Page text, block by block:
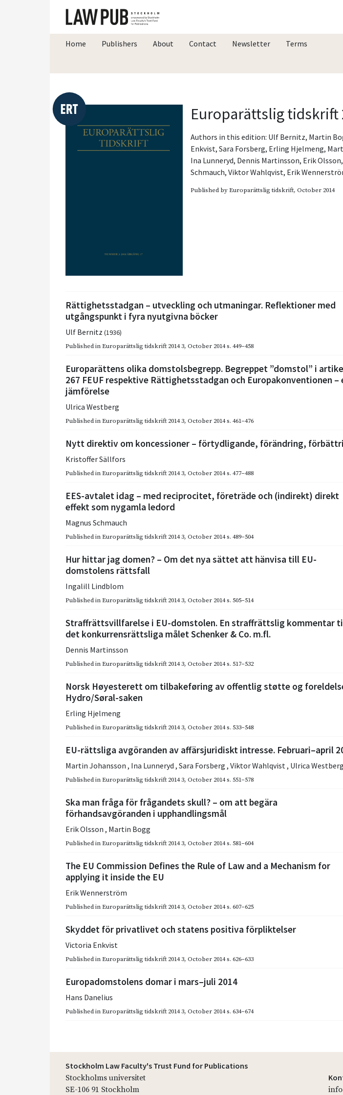
Home Publishers About Contact Newsletter Terms
Europarättslig tidskrift
Authors in this edition: Ulf Bernitz, Martin
Enkvist,Sara Forsberg, Erling Hjelmeng,
Ina Lunneryd, Dennis Martinsson, Erik Olsson,
Schmauch,Viktor Wahlqvist, Erik
Published byEuroparättslig tidskrift, October 2014
Rättighetsstadgan – utveckling och utmaningar. Reflektioner med
utgångspunkt i fyra nyutgivna böcker
Ulf Bernitz (1936)
Published inEuroparättslig tidskrift 2014 3, October 2014s. 449–458
Europarättens olika domstolsbegrepp. Begreppet ”domstol” i
267 FEUF respektive Rättighetsstadgan och Europakonventionen –
jämförelse
Ulrica Westberg
Published inEuroparättslig tidskrift 2014 3, October 2014s. 461–476
Nytt direktiv om koncessioner – förtydligande, förändring,
Kristoffer Sällfors
Published inEuroparättslig tidskrift 2014 3, October 2014s. 477–488
EES-avtalet idag – med reciprocitet, företräde och (indirekt) direkt
effekt som nygamla ledord
Magnus Schmauch
Published inEuroparättslig tidskrift 2014 3, October 2014s. 489–504
Hur hittar jag domen? – Om det nya sättet att hänvisa till EU-
domstolens rättsfall
Ingalill Lindblom
Published inEuroparättslig tidskrift 2014 3, October 2014s. 505–514
Straffrättsvillfarelse i EU-domstolen. En straffrättslig kommentar
det konkurrensrättsliga målet Schenker & Co. m.fl.
Dennis Martinsson
Published inEuroparättslig tidskrift 2014 3, October 2014s. 517–532
Norsk Høyesterett om tilbakeføring av offentlig støtte og
Hydro/Søral-saken
Erling Hjelmeng
Published inEuroparättslig tidskrift 2014 3, October 2014s. 533–548
EU-rättsliga avgöranden av affärsjuridiskt intresse. Februari–april
Martin Johansson , Ina Lunneryd , Sara Forsberg , Viktor Wahlqvist, Ulrica Westberg
Published inEuroparättslig tidskrift 2014 3, October 2014s. 551–578
Ska man fråga för frågandets skull? – om att begära
förhandsavgöranden i upphandlingsmål
Erik Olsson , Martin Bogg
Published inEuroparättslig tidskrift 2014 3, October 2014s. 581–604
The EU Commission Defines the Rule of Law and a Mechanism for
applying it inside the EU
Erik Wennerström
Published inEuroparättslig tidskrift 2014 3, October 2014s. 607–625
Skyddet för privatlivet och statens positiva förpliktelser
Victoria Enkvist
Published inEuroparättslig tidskrift 2014 3, October 2014s. 626–633
Europadomstolens domar i mars–juli 2014
Hans Danelius
Published inEuroparättslig tidskrift 2014 3, October 2014s. 634–674
Stockholm Law Faculty's Trust Fund for Publications
Stockholms universitet
SE-106 91 Stockholm